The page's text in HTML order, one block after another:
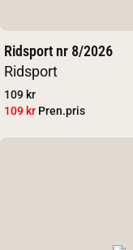
Ridsport nr 8/2026
Ridsport
109 kr
109 kr Pren.pris